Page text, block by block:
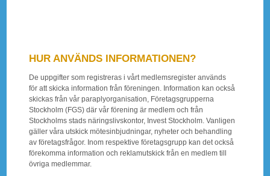
HUR ANVÄNDS INFORMATIONEN?
De uppgifter som registreras i vårt medlemsregister används
för att skicka information från föreningen. Information kan också
skickas från vår paraplyorganisation, Företagsgrupperna
Stockholm (FGS) där vår förening är medlem och från
Stockholms stads näringslivskontor, Invest Stockholm. Vanligen
gäller våra utskick mötesinbjudningar, nyheter och behandling
av företagsfrågor. Inom respektive företagsgrupp kan det också
förekomma information och reklamutskick från en medlem till
övriga medlemmar.